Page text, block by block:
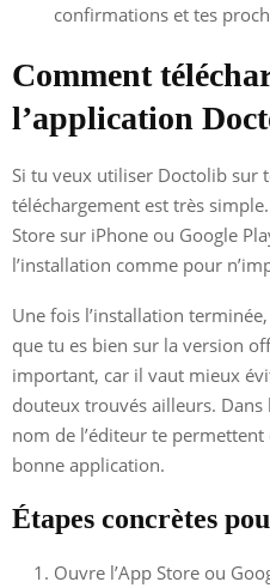
confirmations et tes
Comment
l’application
Si tu veux utiliser Doctolib sur
téléchargement est très
Store sur iPhone ou Google
l’installation comme pour
Une fois l’installation
que tu es bien sur la version
important, car il vaut mieux
douteux trouvés ailleurs. Dans
nom de l’éditeur te permettent
bonne application.
Étapes concrètes
Ouvre l’App Store ou